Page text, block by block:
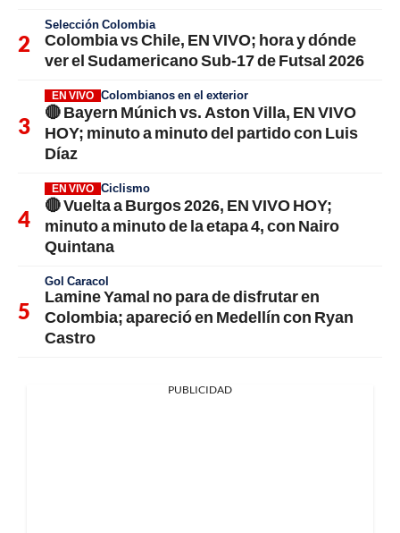
Selección Colombia
Colombia vs Chile, EN VIVO; hora y dónde
ver el Sudamericano Sub-17 de Futsal 2026
EN VIVO Colombianos en el exterior
🔴 Bayern Múnich vs. Aston Villa, EN VIVO
HOY; minuto a minuto del partido con Luis
Díaz
EN VIVO Ciclismo
🔴 Vuelta a Burgos 2026, EN VIVO HOY;
minuto a minuto de la etapa 4, con Nairo
Quintana
Gol Caracol
Lamine Yamal no para de disfrutar en
Colombia; apareció en Medellín con Ryan
Castro
PUBLICIDAD